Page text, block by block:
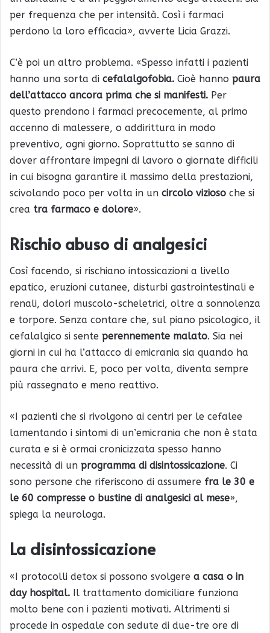
per frequenza che per intensità. Così i farmaci
perdono la loro efficacia», avverte Licia Grazzi.
C’è poi un altro problema. «Spesso infatti i pazienti
hanno una sorta di cefalalgofobia. Cioè hanno paura
dell’attacco ancora prima che si manifesti. Per
questo prendono i farmaci precocemente, al primo
accenno di malessere, o addirittura in modo
preventivo, ogni giorno. Soprattutto se sanno di
dover affrontare impegni di lavoro o giornate difficili
in cui bisogna garantire il massimo della prestazioni,
scivolando poco per volta in un circolo vizioso che si
crea tra farmaco e dolore».
Rischio abuso di analgesici
Così facendo, si rischiano intossicazioni a livello
epatico, eruzioni cutanee, disturbi gastrointestinali e
renali, dolori muscolo-scheletrici, oltre a sonnolenza
e torpore. Senza contare che, sul piano psicologico, il
cefalalgico si sente perennemente malato. Sia nei
giorni in cui ha l’attacco di emicrania sia quando ha
paura che arrivi. E, poco per volta, diventa sempre
più rassegnato e meno reattivo.
«I pazienti che si rivolgono ai centri per le cefalee
lamentando i sintomi di un’emicrania che non è stata
curata e si è ormai cronicizzata spesso hanno
necessità di un programma di disintossicazione. Ci
sono persone che riferiscono di assumere fra le 30 e
le 60 compresse o bustine di analgesici al mese»,
spiega la neurologa.
La disintossicazione
«I protocolli detox si possono svolgere a casa o in
day hospital. Il trattamento domiciliare funziona
molto bene con i pazienti motivati. Altrimenti si
procede in ospedale con sedute di due-tre ore di